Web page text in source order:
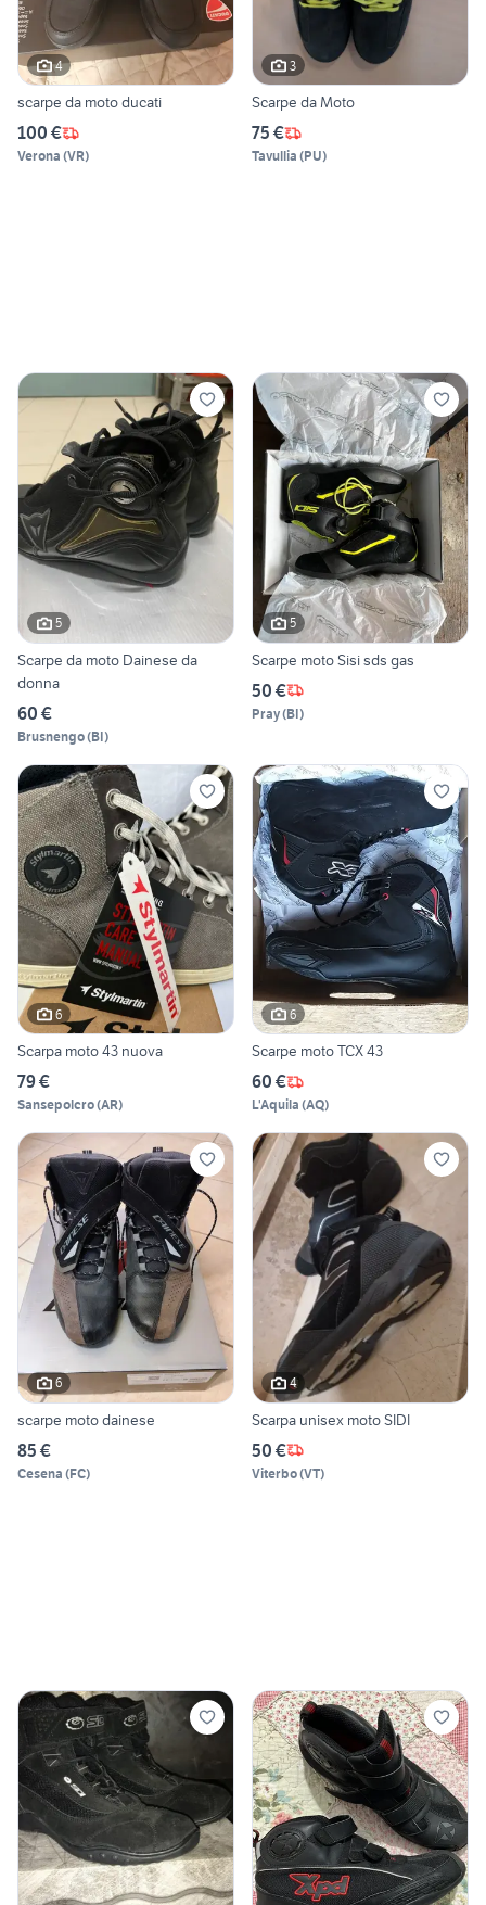
4
scarpe da moto ducati
100 €
Verona (VR)
3
Scarpe da Moto
75 €
Tavullia (PU)
5
Scarpe da moto Dainese da
donna
60 €
Brusnengo(BI)
5
Scarpe moto Sisi sds gas
50 €
Pray(BI)
6
Scarpa moto 43 nuova
79 €
Sansepolcro(AR)
6
Scarpe moto TCX 43
60 €
L'Aquila (AQ)
6
scarpe moto dainese
85 €
Cesena (FC)
4
Scarpa unisex moto SIDI
50 €
Viterbo(VT)